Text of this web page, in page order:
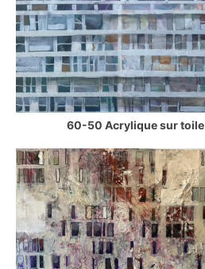
60-50 Acrylique sur toile